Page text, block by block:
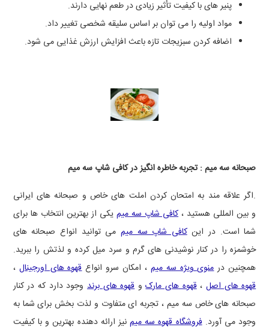
پنیر های با کیفیت تأثیر زیادی در طعم نهایی دارند.
مواد اولیه را می ‌توان بر اساس سلیقه شخصی تغییر داد.
اضافه کردن سبزیجات تازه باعث افزایش ارزش غذایی می ‌شود.
صبحانه سه میم : تجربه خاطره انگیز در کافی ‌شاپ سه میم
.اگر علاقه ‌مند به امتحان کردن املت‌ های خاص و صبحانه‌ های ایرانی
و بین‌ المللی هستید ، کافی ‌شاپ سه میم یکی از بهترین انتخاب ‌ها برای
شما است. در اینکافی شاپ سه میم می ‌توانید انواع صبحانه ‌های
خوشمزه را در کنار نوشیدنی ‌های گرم و سرد میل کرده و لذتش را ببرید.
همچنین درمنوی ویژه سه میم ، امکان سرو انواعقهوه ‌های اورجینال ،
قهوه های اصل ،قهوه های مارکوقهوه های برند وجود دارد که در کنار
صبحانه ‌های خاص سه میم ، تجربه ‌ای متفاوت و لذت ‌بخش برای شما به
وجود می آورد.فروشگاه قهوه سه میمنیز ارائه ‌دهنده بهترین و با کیفیت‌